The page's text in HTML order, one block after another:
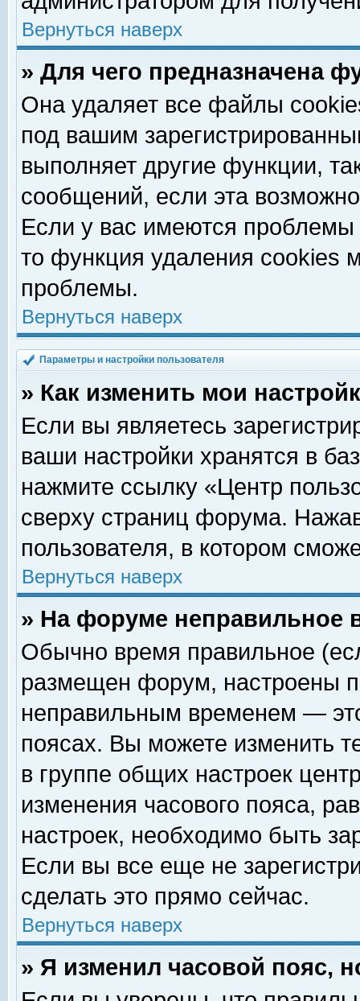
Вернуться наверх
» Для чего предназначена
Она удаляет все файлы
под вашим
выполняет другие функции,
сообщений, если эта
Если у вас имеются
то функция удаления cookies
проблемы.
Вернуться наверх
Параметры и настройки пользователя
» Как изменить мои
Если вы являетесь
ваши настройки хранятся в
нажмите ссылку «Центр
сверху страниц форума.
пользователя, в котором
Вернуться наверх
» На форуме неправильное
Обычно время правильное
размещен форум, настроены
неправильным временем —
поясах. Вы можете изменить
в группе общих настроек
изменения часового пояса,
настроек, необходимо быть
Если вы все еще не
сделать это прямо сейчас.
Вернуться наверх
» Я изменил часовой пояс,